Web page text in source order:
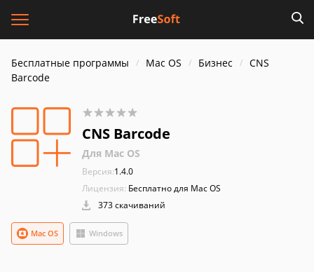
Бесплатные программы Mac OS Бизнес
CNS
Barcode
CNS Barcode
Для Mac OS
Версия:1.4.0
Лицензия: Бесплатно для Mac OS
373 скачиваний
Mac OS Windows